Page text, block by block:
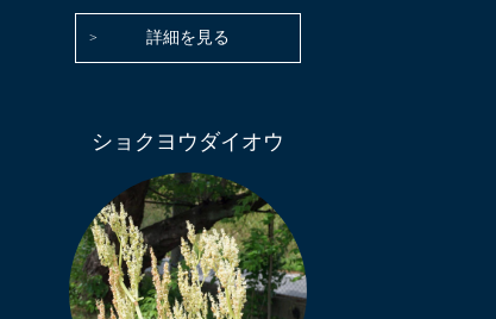
詳細を見る
ショクヨウダイオウ